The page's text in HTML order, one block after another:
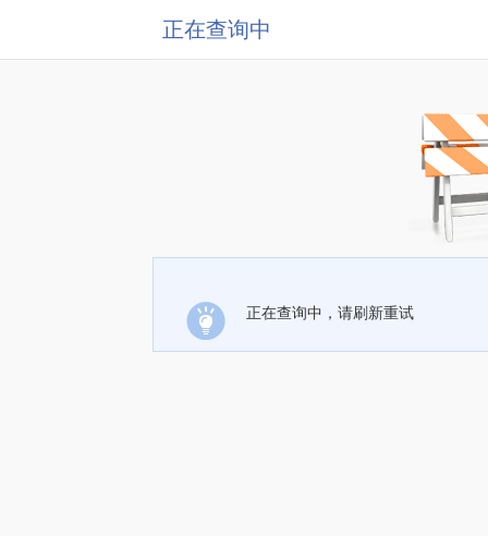
正在查询中
正在查询中，请刷新重试